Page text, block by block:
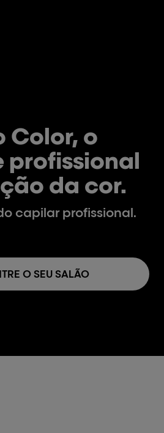
Color, o
profissional
da cor.
capilar profissional.
O SEU SALÃO